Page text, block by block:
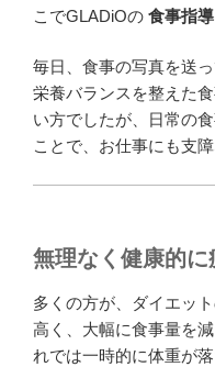
こでGLADiOの 食事指導
毎日、食事の写真を送
栄養バランスを整えた
い方でしたが、日常の
ことで、お仕事にも支
無理なく健康的に
多くの方が、ダイエッ
高く、大幅に食事量を
れでは一時的に体重が